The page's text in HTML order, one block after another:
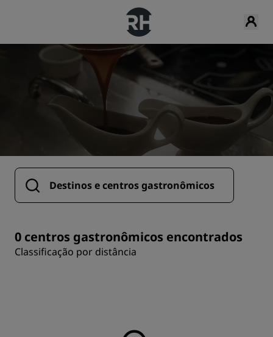
0 centros gastronômicos encontrados
Classificação por distância